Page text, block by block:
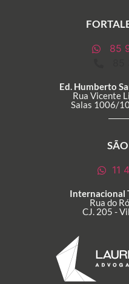
85
Ed. Humberto
Rua Vicente
Salas 1006/
11
Internacional
Rua do
CJ. 205 -